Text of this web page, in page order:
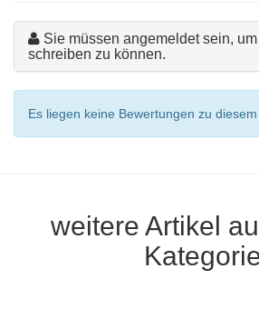
Sie müssen angemeldet sein,
schreiben zu können.
Es liegen keine Bewertungen zu diesem
weitere Artikel